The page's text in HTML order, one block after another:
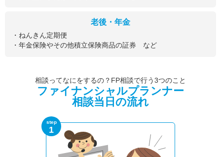
老後・年金
・ねんきん定期便
・年金保険やその他積立保険商品の証券 など
相談ってなにをするの？FP相談で行う3つのこと
ファイナンシャルプランナー
相談当日の流れ
step
1